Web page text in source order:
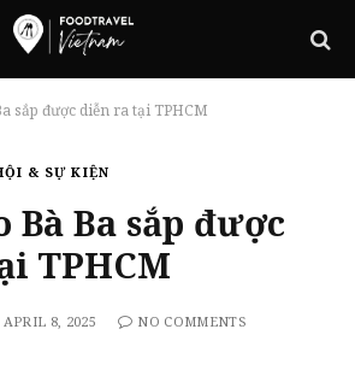
sắp được diễn ra tại TPHCM
& SỰ KIỆN
Bà Ba sắp được
TPHCM
APRIL 8, 2025
NO COMMENTS